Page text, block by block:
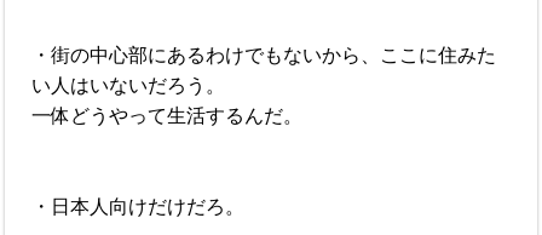
・街の中心部にあるわけでもないから、ここに住みた
い人はいないだろう。
一体どうやって生活するんだ。
・日本人向けだけだろ。